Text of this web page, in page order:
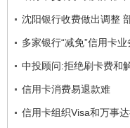
沈阳银行收费做出调整
多家银行“减免”信用卡
中投顾问:拒绝刷卡费和
信用卡消费易退款难
信用卡组织Visa和万事